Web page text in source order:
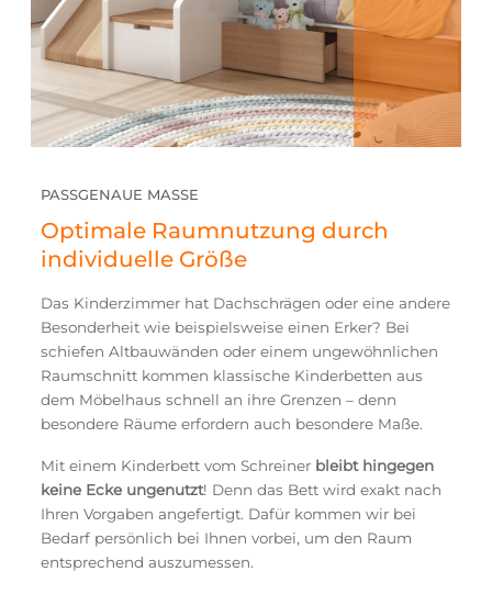
PASSGENAUE MASSE
Optimale Raumnutzung durch
individuelle Größe
Das Kinderzimmer hat Dachschrägen oder eine andere
Besonderheit wie beispielsweise einen Erker? Bei
schiefen Altbauwänden oder einem ungewöhnlichen
Raumschnitt kommen klassische Kinderbetten aus
dem Möbelhaus schnell an ihre Grenzen – denn
besondere Räume erfordern auch besondere Maße.
Mit einem Kinderbett vom Schreiner bleibt hingegen
keine Ecke ungenutzt! Denn das Bett wird exakt nach
Ihren Vorgaben angefertigt. Dafür kommen wir bei
Bedarf persönlich bei Ihnen vorbei, um den Raum
entsprechend auszumessen.